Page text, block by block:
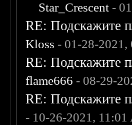
Star_Crescent -
RE: Подскажите
Kloss - 01-28-
RE: Подскажите
flame666 - 08-29-
RE: Подскажите
- 10-26-2021, 11:01